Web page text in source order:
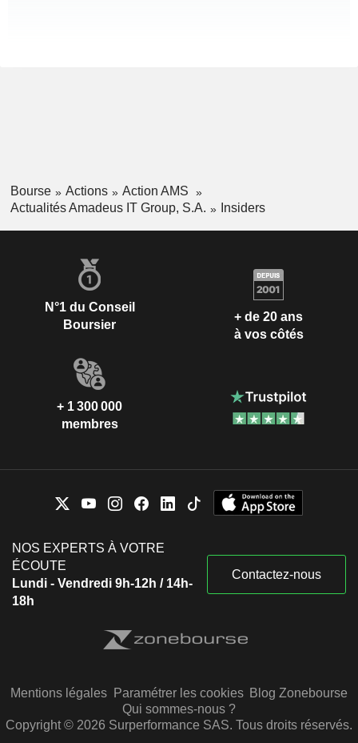
Bourse Actions
Action AMS
Actualités Amadeus IT Group, S.A.
Insiders
N°1 du Conseil
Boursier
+ de 20 ans
à vos côtés
+ 1 300 000
membres
NOS EXPERTS À VOTRE
ÉCOUTE
Lundi - Vendredi 9h-12h / 14h-
18h
Contactez-nous
Mentions légales Paramétrer les cookies Blog Zonebourse
Qui sommes-nous ?
Copyright © 2026 Surperformance SAS. Tous droits réservés.